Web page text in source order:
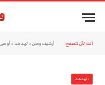
أنت الآن تتصفح: أرشيف وطن »الهدهد » أوصى متابعيه بـ4
الهدهد